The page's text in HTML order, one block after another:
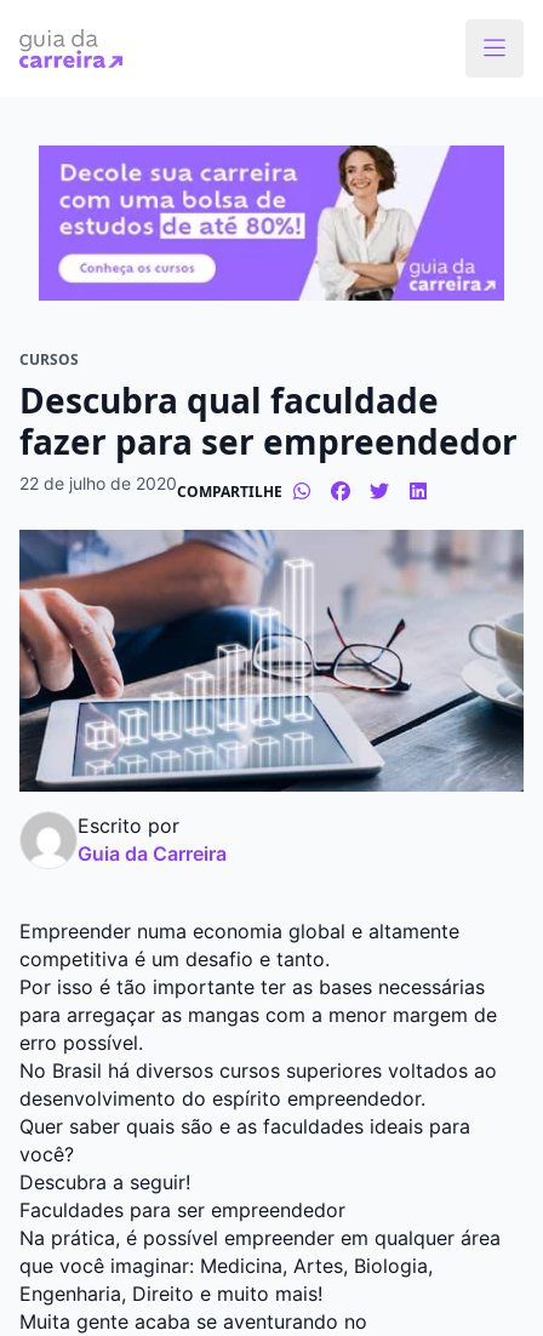
CURSOS
Descubra qual faculdade
fazer para ser empreendedor
22 de julho de 2020COMPARTILHE
Escrito por
Guia da Carreira
Empreender numa economia global e altamente
competitiva é um desafio e tanto.
Por isso é tão importante ter as bases necessárias
para arregaçar as mangas com a menor margem de
erro possível.
No Brasil há diversos cursos superiores voltados ao
desenvolvimento do espírito empreendedor.
Quer saber quais são e as faculdades ideais para
você?
Descubra a seguir!
Faculdades para ser empreendedor
Na prática, é possível empreender em qualquer área
que você imaginar: Medicina, Artes, Biologia,
Engenharia, Direito e muito mais!
Muita gente acaba se aventurando no
Faça o curso dos sonhos
O que você quer estudar?
Modalidade preferida
Presencial
Tipo de formação
Graduação
Pós